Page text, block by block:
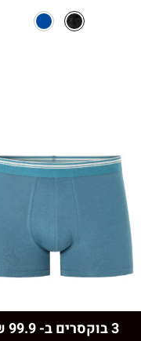
3 בוקסרים ב- 99.9 ₪